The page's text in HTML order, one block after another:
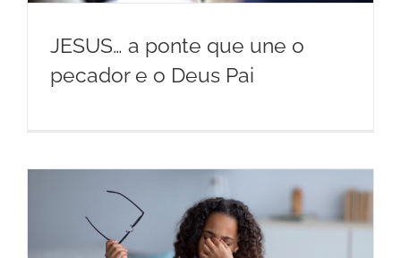
JESUS… a ponte que une o
pecador e o Deus Pai